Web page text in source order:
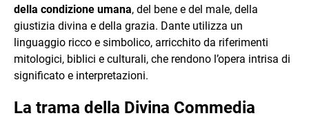
della condizione umana, del bene e del male, della
giustizia divina e della grazia. Dante utilizza un
linguaggio ricco e simbolico, arricchito da riferimenti
mitologici, biblici e culturali, che rendono l’opera intrisa di
significato e interpretazioni.
La trama della Divina Commedia